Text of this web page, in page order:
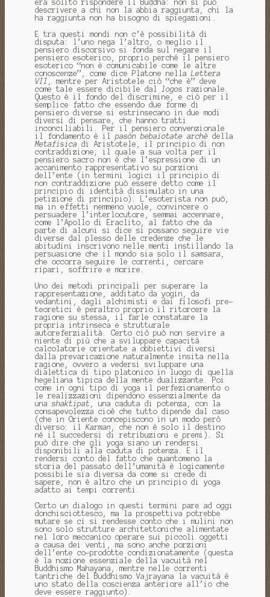
era solito rispondere il Buddha: non si può
descrivere a chi non la abbia raggiunta, chi la
ha raggiunta non ha bisogno di spiegazioni.
E tra questi mondi non c’è possibilità di
disputa: l’uno nega l’altro, o meglio il
pensiero discorsivo si fonda sul negare il
pensiero esoterico, proprio perché il pensiero
esoterico “non è comunicabile come le altre
conoscenze”, come dice Platone nella Lettera
VII , mentre per Aristotele ciò “che è” deve
come tale essere dicibile dal
logos razionale.
Questo è il fondo del discrimine, e ciò per il
semplice fatto che essendo due forme di
pensiero diverse si estrinsecano in due modi
diversi di pensare, che hanno tratti
inconciliabili. Per il pensiero convenzionale
il fondamento è il pasòn bebaiotate archèdella
Metafisica di Aristotele, il principio di non
contraddizione; il quale a sua volta per il
pensiero sacro non è che l’espressione di un
accanimento rappresentativo su porzioni
dell’ente (in termini logici il principio di
non contraddizione può essere detto come il
principio di identità dissimulato in una
petizione di principio). L’esoterista non può,
ma in effetti nemmeno vuole, convincere o
persuadere l’interlocutore, semmai accennare,
come l’Apollo di Eraclito, al fatto che da
parte di alcuni si dice si possano seguire vie
diverse dal plesso delle credenze che le
abitudini inscrivono nelle menti instillando la
persuasione che il mondo sia solo ilsamsara
che occorra seguire le correnti, cercare
ripari, soffrire e morire.
Uno dei metodi principali per superare la
rappresentazione, additato da yogin, da
vedantini, dagli alchimisti e dai filosofi pre-
teoretici è peraltro proprio il ritorcere la
ragione su stessa, il farle constatare la
propria intrinseca e strutturale
autoreferzialità. Certo ciò può non servire a
niente di più che a sviluppare capacità
calcolatorie orientate a obbiettivi diversi
dalla prevaricazione naturalmente insita nella
ragione, ovvero a vedersi sviluppare una
dialettica di tipo platonico in luogo di quella
hegeliana tipica della mente dualizzante. Poi
come in ogni tipo di yoga il perfezionamento o
le realizzazioni dipendono essenzialmente da
unashaktipat , una caduta di potenza, con la
consapevolezza cioè che tutto dipende dal caso
(che in Oriente concepiscono in un modo però
diverso: il Karman , che non è solo il destino
né il succedersi di retribuzioni e premi). Si
può dire che gli yoga siano un rendersi
disponibili alla caduta di potenza. E il
rendersi conto del fatto che quantomeno la
storia del passato dell’umanità è logicamente
possibile sia diversa da come si crede di
sapere, non è altro che un principio di yoga
adatto ai tempi correnti.
Certo un dialogo in questi termini pare ad oggi
donchisciottesco, ma la prospettiva potrebbe
mutare se ci si rendesse conto che i mulini non
sono solo strutture architettoniche alimentate
nel loro meccanico operare sui piccoli oggetti
a causa dei venti, ma sono anche porzioni
dell’ente co-prodotte condizionatamente (questa
è la nozione essenziale della vacuità nel
Buddhismo Mahayana, mentre nelle correnti
tantriche del Buddhismo Vajrayana la vacuità è
uno stato della coscienza anteriore all’io che
deve essere raggiunto).